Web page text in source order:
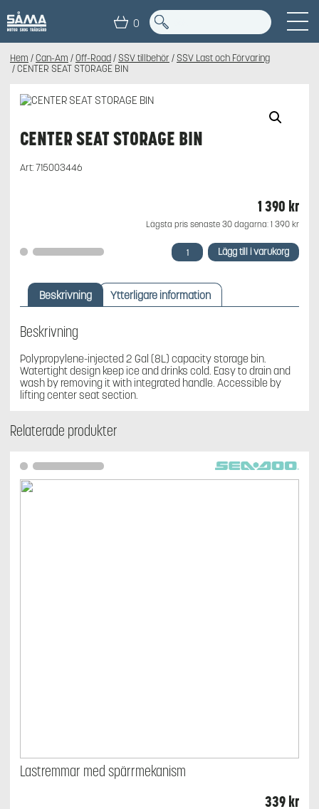
0
Hem /Can-Am /Off-Road/ SSV tillbehör / SSV Last och Förvaring
/ CENTER SEAT STORAGE BIN
CENTER SEAT STORAGE BIN
Art:715003446
1 390 kr
Lägsta pris senaste 30 dagarna: 1 390 kr
CENTER
SEAT
BIN
mängd
Lägg till i varukorg
Beskrivning Ytterligare information
Beskrivning
Polypropylene-injected 2 Gal (8L) capacity storage bin.
Watertight design keep ice and drinks cold. Easy to drain and
wash by removing it with integrated handle. Accessible by
lifting center seat section.
Relaterade produkter
Lastremmar med spärrmekanism
339kr